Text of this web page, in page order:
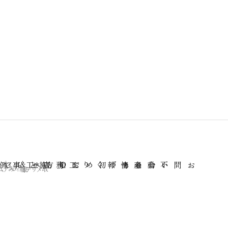
お問い合わせ
不動産情報
まちづくり工務店として 初めての方へ
事例
メディア